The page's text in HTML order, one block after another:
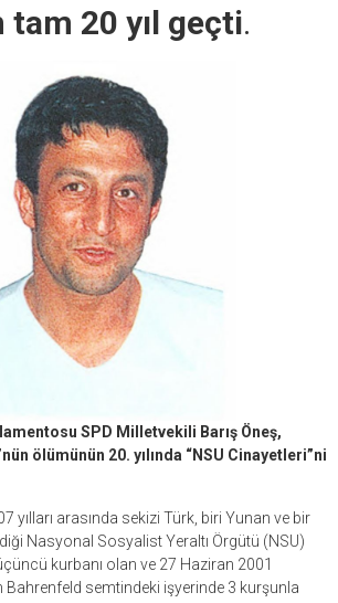
20 yıl geçti.
SPD Milletvekili Barış Öneş,
ölümünün 20. yılında “NSU Cinayetleri”ni
yılları arasında sekizi Türk, biri Yunan ve bir
Nasyonal Sosyalist Yeraltı Örgütü (NSU)
kurbanı olan ve 27 Haziran 2001
Bahrenfeld semtindeki işyerinde 3 kurşunla